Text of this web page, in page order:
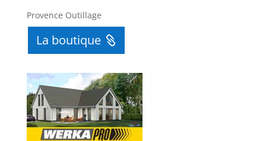
Categories
Menu
Version
2.1.0
|
Author:
Provence Outillage
La boutique